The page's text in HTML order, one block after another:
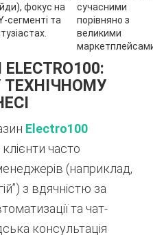
фокус на
сегменті та
сучасними
порівняно з
великими
Electro100
часто
(наприклад,
з вдячністю за
та чат-
консультація